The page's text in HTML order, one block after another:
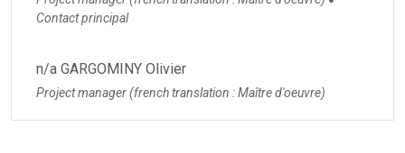
Contact principal
n/a GARGOMINY Olivier
Project manager (french translation : Maître d'oeuvre)